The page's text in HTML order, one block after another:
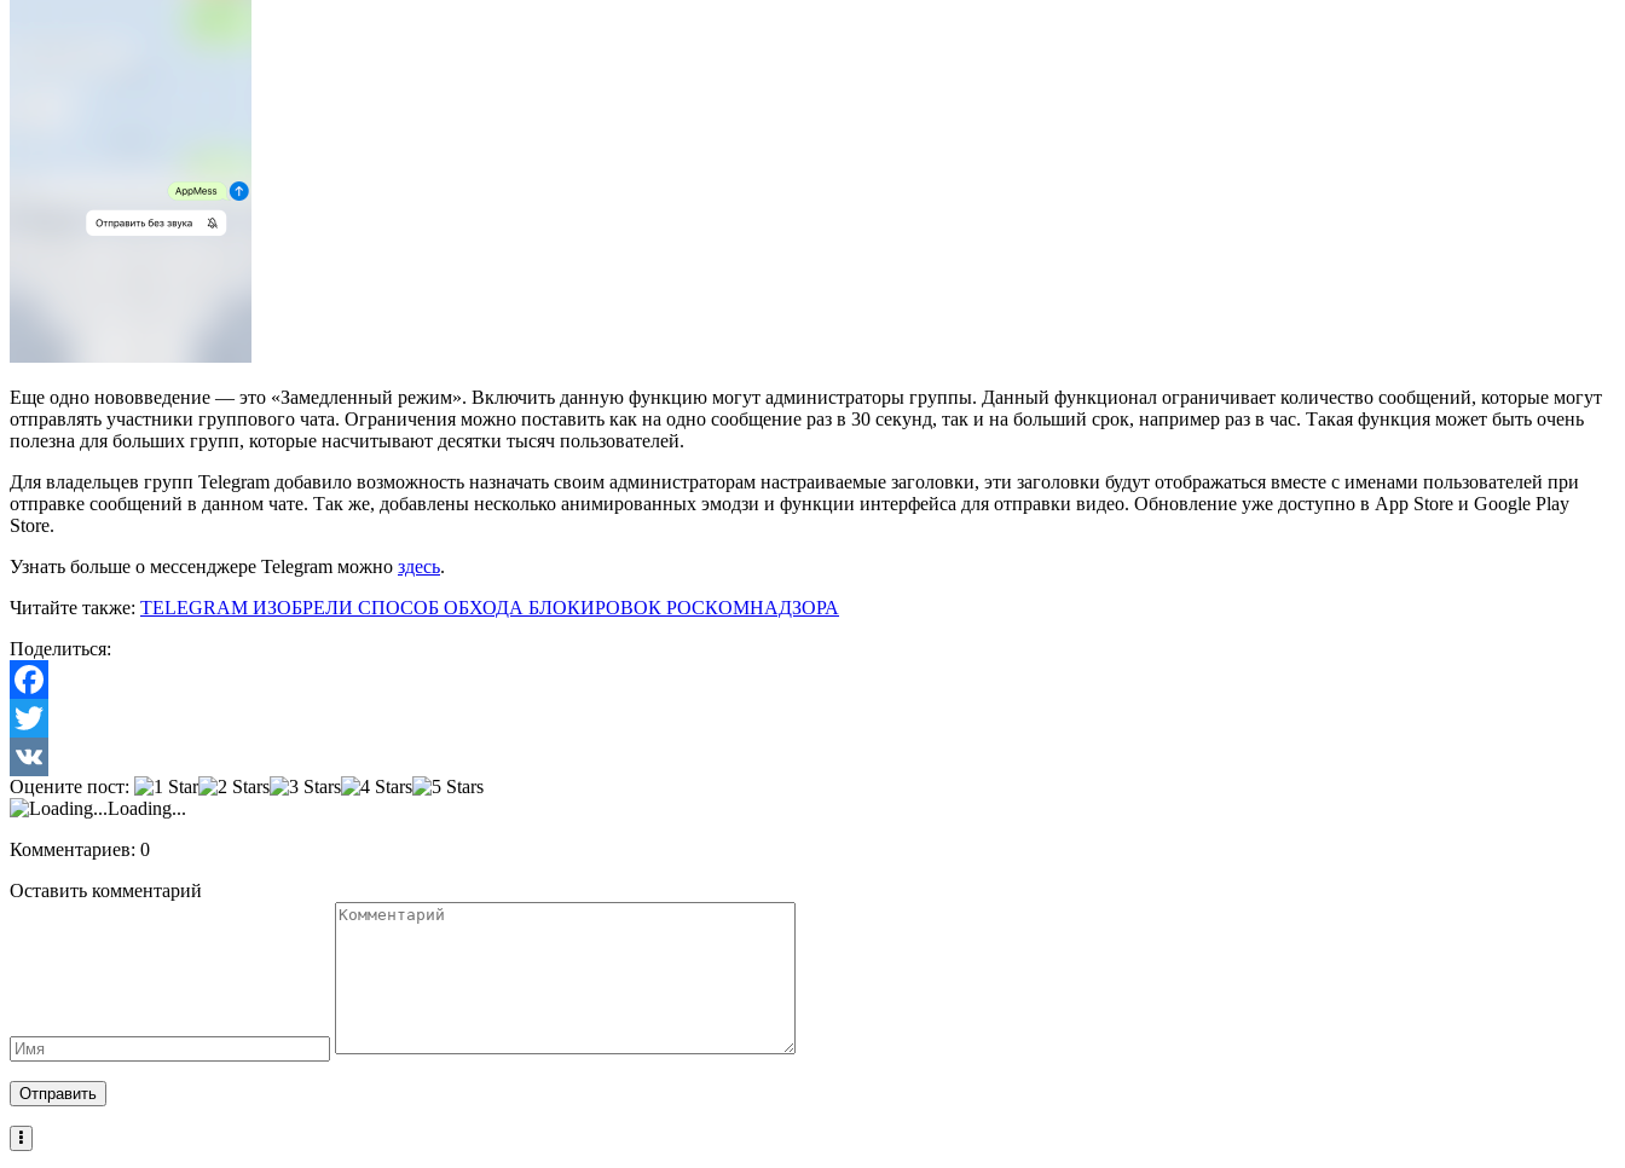
Еще одно нововведение — это «Замедленный режим». Включить данную функцию могут администраторы группы. Данный функционал ограничивает количество сообщений, которые могут
отправлять участники группового чата. Ограничения можно поставить как на одно сообщение раз в 30 секунд, так и на больший срок, например раз в час. Такая функция может быть очень
полезна для больших групп, которые насчитывают десятки тысяч пользователей.
Для владельцев групп Telegram добавило возможность назначать своим администраторам настраиваемые заголовки, эти заголовки будут отображаться вместе с именами пользователей при
отправке сообщений в данном чате. Так же, добавлены несколько анимированных эмодзи и функции интерфейса для отправки видео. Обновление уже доступно в App Store и Google Play
Store.
Узнать больше о мессенджере Telegram можно здесь.
Читайте также: TELEGRAM ИЗОБРЕЛИ СПОСОБ ОБХОДА БЛОКИРОВОК РОСКОМНАДЗОРА
Поделиться:
Facebook
Twitter
VK
Оцените пост:
Loading...
Комментариев: 0
Оставить комментарий